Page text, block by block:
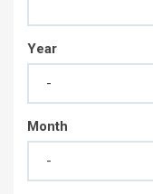
Year
Month